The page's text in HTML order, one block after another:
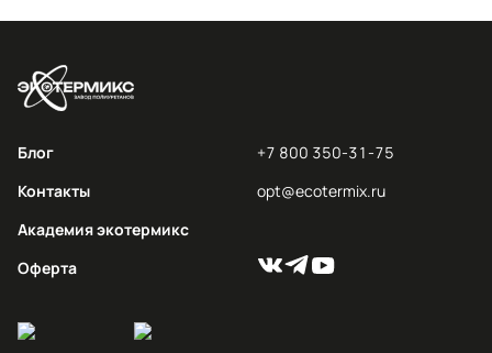
Блог
Контакты
Академия экотермикс
Оферта
+7 800 350-31-75
opt@ecotermix.ru